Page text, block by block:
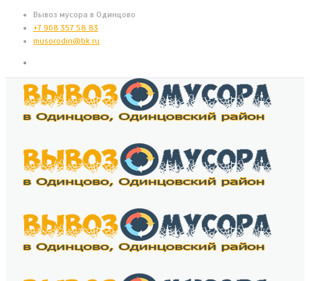
Вывоз мусора в Одинцово
+7 968 357 58 83
musorodin@bk.ru